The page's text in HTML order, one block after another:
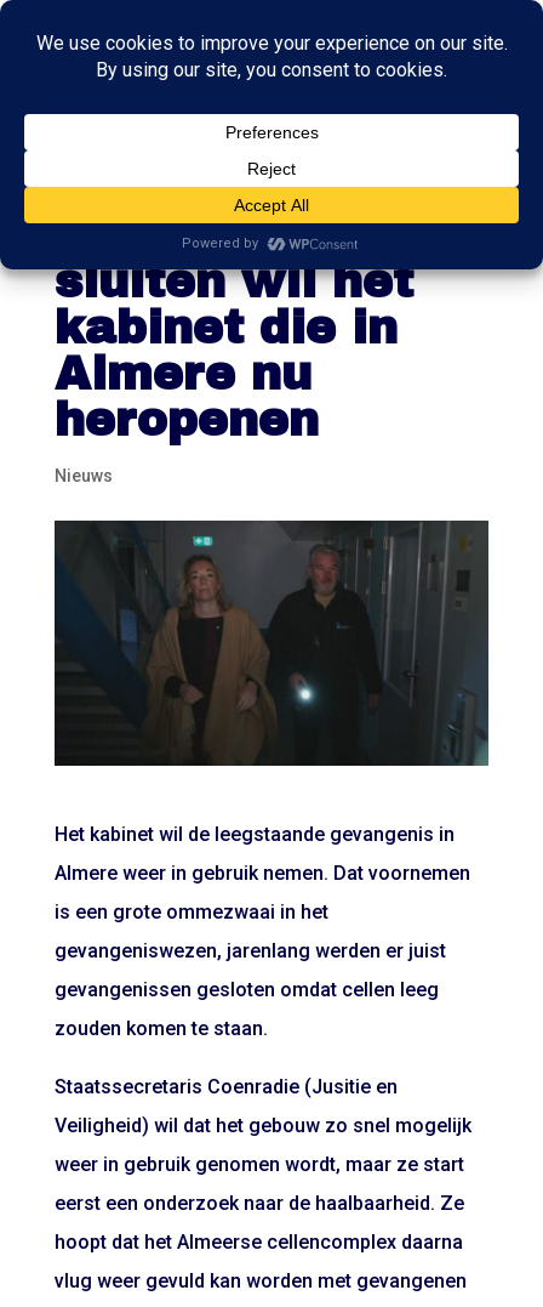
Na jaren van
gevangenissen
sluiten wil het
kabinet die in
Almere nu
heropenen
Nieuws
Het kabinet wil de leegstaande gevangenis in
Almere weer in gebruik nemen. Dat voornemen
is een grote ommezwaai in het
gevangeniswezen, jarenlang werden er juist
gevangenissen gesloten omdat cellen leeg
zouden komen te staan.
Staatssecretaris Coenradie (Jusitie en
Veiligheid) wil dat het gebouw zo snel mogelijk
weer in gebruik genomen wordt, maar ze start
eerst een onderzoek naar de haalbaarheid. Ze
hoopt dat het Almeerse cellencomplex daarna
vlug weer gevuld kan worden met gevangenen